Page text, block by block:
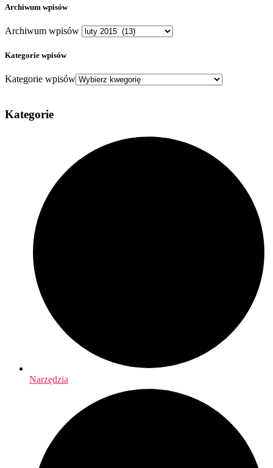
Archiwum wpisów
Archiwum wpisów
Kategorie wpisów
Kategorie wpisów
Kategorie
Narzędzia